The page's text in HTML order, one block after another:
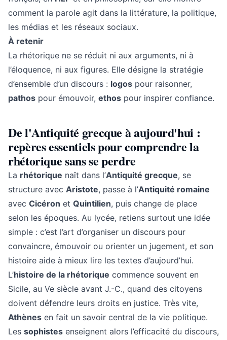
comment la parole agit dans la littérature, la politique,
les médias et les réseaux sociaux.
À retenir
La rhétorique ne se réduit ni aux arguments, ni à
l’éloquence, ni aux figures. Elle désigne la stratégie
d’ensemble d’un discours : logos pour raisonner,
pathos pour émouvoir, ethos pour inspirer confiance.
De l'Antiquité grecque à aujourd'hui :
repères essentiels pour comprendre la
rhétorique sans se perdre
La rhétorique naît dans l’Antiquité grecque, se
structure avec Aristote, passe à l’Antiquité romaine
avec Cicéron et Quintilien, puis change de place
selon les époques. Au lycée, retiens surtout une idée
simple : c’est l’art d’organiser un discours pour
convaincre, émouvoir ou orienter un jugement, et son
histoire aide à mieux lire les textes d’aujourd’hui.
L’histoire de la rhétorique commence souvent en
Sicile, au Ve siècle avant J.-C., quand des citoyens
doivent défendre leurs droits en justice. Très vite,
Athènes en fait un savoir central de la vie politique.
Les sophistes enseignent alors l’efficacité du discours,